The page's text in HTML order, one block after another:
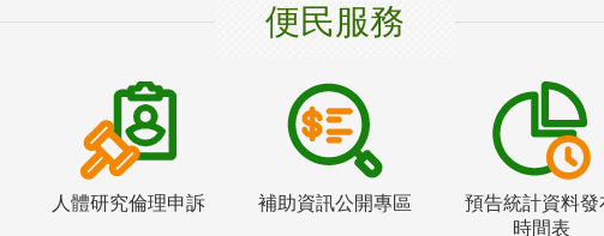
便民服務
人體研究倫理申訴 補助資訊公開專區
預告統計資料發
時間表